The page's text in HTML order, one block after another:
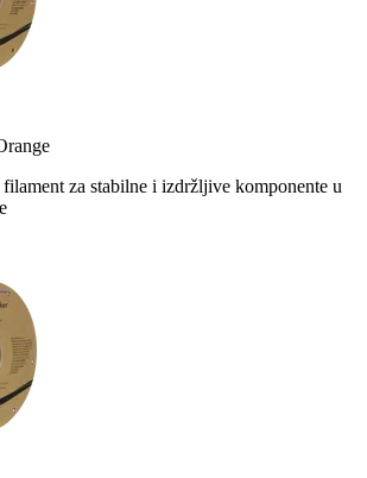
za stabilne i izdržljive komponente u